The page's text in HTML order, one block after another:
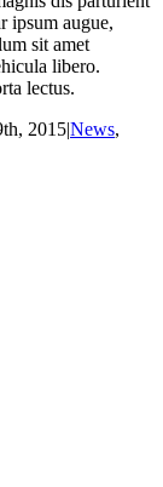
ipsum augue,
sit amet
libero.
lectus.
2015|News,